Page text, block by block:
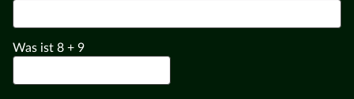
Was ist 8 + 9